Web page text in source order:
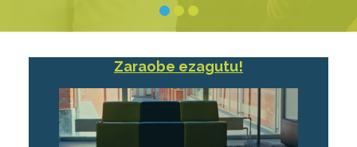
Zaraobe ezagutu!